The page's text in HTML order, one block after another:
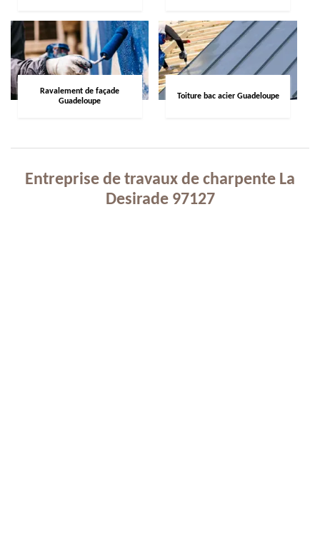
Ravalement de façade
Guadeloupe
Toiture bac acier Guadeloupe
Entreprise de travaux de charpente La
Desirade 97127